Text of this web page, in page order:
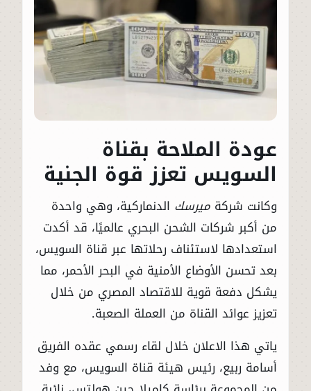
عودة الملاحة بقناة
السويس تعزز قوة الجنية
وكانت شركة ميرسك الدنماركية، وهي واحدة
من أكبر شركات الشحن البحري عالميًا، قد أكدت
استعدادها لاستئناف رحلاتها عبر قناة السويس،
بعد تحسن الأوضاع الأمنية في البحر الأحمر، مما
يشكل دفعة قوية للاقتصاد المصري من خلال
تعزيز عوائد القناة من العملة الصعبة.
ياتي هذا الاعلان خلال لقاء رسمي عقده الفريق
أسامة ربيع، رئيس هيئة قناة السويس، مع وفد